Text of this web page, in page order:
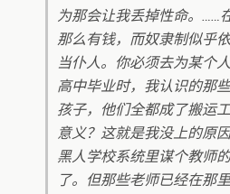
为那会让我丢掉性命。……
那么有钱，而奴隶制似乎
当仆人。你必须去为某个
高中毕业时，我认识的那
孩子，他们全都成了搬运
意义？这就是我没上的原
黑人学校系统里谋个教师
了。但那些老师已经在那